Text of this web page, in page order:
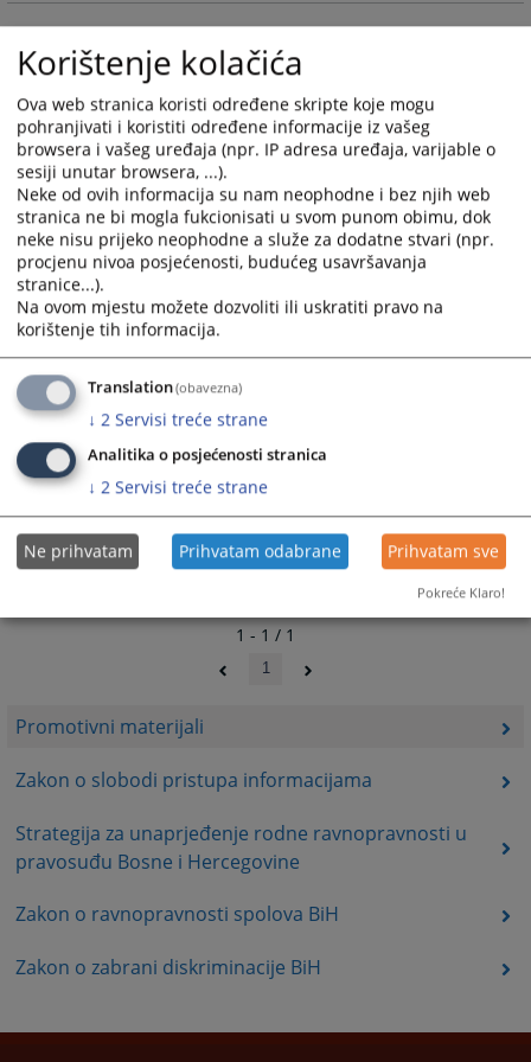
Promotivni materijali
Zakon o slobodi pristupa informacijama
Strategija za unaprjeđenje rodne ravnopravnosti u
pravosuđu Bosne i Hercegovine
Zakon o ravnopravnosti spolova BiH
Zakon o zabrani diskriminacije BiH
select
a
date.
Press
the
question
mark
key
to
get
the
keyboard
shortcuts
for
changing
dates.
select
a
date.
Press
the
question
mark
key
to
the
keyboard
shortcuts
for
changing
1 - 1 / 1
1
Korištenje kolačića
Ova web stranica koristi određene skripte koje mogu
pohranjivati i koristiti određene informacije iz vašeg
browsera i vašeg uređaja (npr. IP adresa uređaja, varijable o
sesiji unutar browsera, ...).
Neke od ovih informacija su nam neophodne i bez njih web
stranica ne bi mogla fukcionisati u svom punom obimu, dok
neke nisu prijeko neophodne a služe za dodatne stvari (npr.
procjenu nivoa posjećenosti, budućeg usavršavanja
stranice...).
Na ovom mjestu možete dozvoliti ili uskratiti pravo na
korištenje tih informacija.
Translation(obavezna)
↓ 2 Servisi treće strane
Analitika o posjećenosti stranica
↓ 2 Servisi treće strane
Ne prihvatam Prihvatam odabrane Prihvatam sve
Pokreće Klaro!